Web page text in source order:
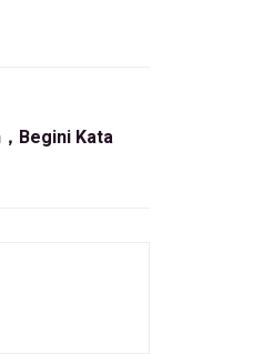
Begini Kata